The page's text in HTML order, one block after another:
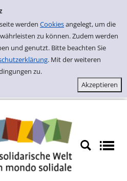
werden Cookiesangelegt, um die
zu können. Zudem werden
und genutzt. Bitte beachten Sie
. Mit der weiteren
zu.